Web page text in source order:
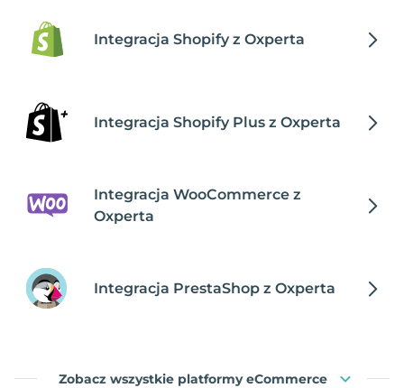
Integracja Shopify z Oxperta
Integracja Shopify Plus z Oxperta
Integracja WooCommerce z
Oxperta
Integracja PrestaShop z Oxperta
Zobacz wszystkie platformy eCommerce